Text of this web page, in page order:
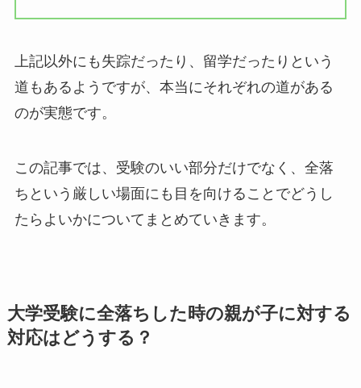
上記以外にも失踪だったり、留学だったりという
道もあるようですが、本当にそれぞれの道がある
のが実態です。
この記事では、受験のいい部分だけでなく、全落
ちという厳しい場面にも目を向けることでどうし
たらよいかについてまとめていきます。
大学受験に全落ちした時の親が子に対する
対応はどうする？